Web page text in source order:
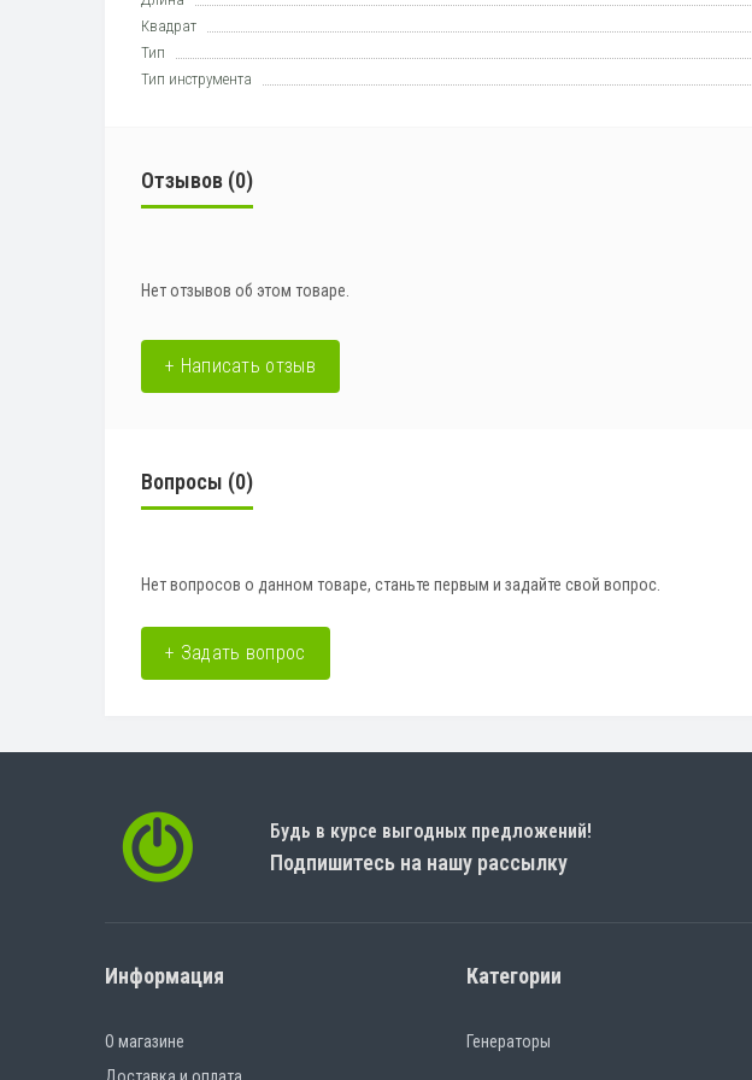
Квадрат
Тип
Тип инструмента
Отзывов (0)
Нет отзывов об этом товаре.
+ Написать отзыв
Вопросы (0)
Нет вопросов о данном товаре, станьте первым и задайте свой вопрос.
+ Задать вопрос
Будь в курсе выгодных предложений!
Подпишитесь на нашу рассылку
Информация
О магазине
Доставка и оплата
Категории
Генераторы